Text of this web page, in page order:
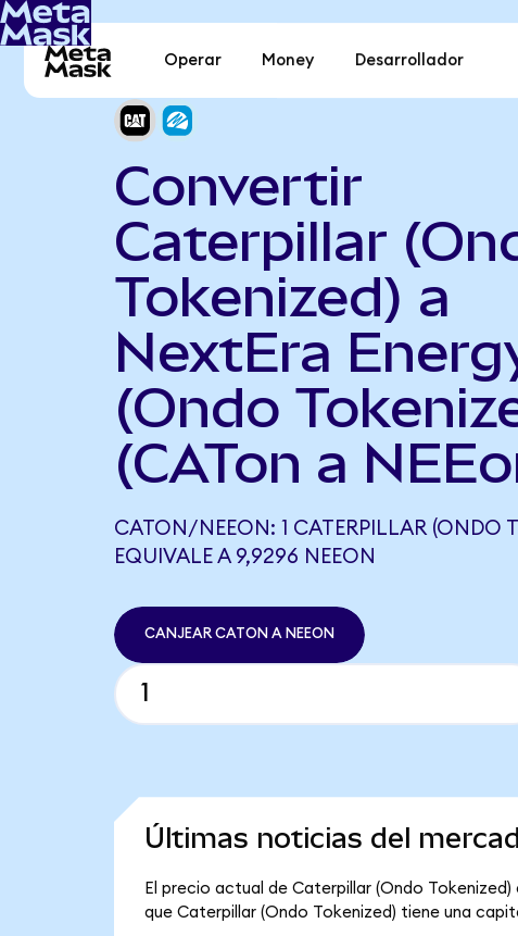
Operar Money Desarrollador
Convertir
Caterpillar
Tokenized) a
NextEra
(Ondo
(CATon a
CATON/NEEON: 1 CATERPILLAR (ONDO
EQUIVALE A 9,9296 NEEON
CANJEAR CATON A NEEON
Últimas noticias del
El precio actual de Caterpillar (Ondo
que Caterpillar (Ondo Tokenized) tiene una